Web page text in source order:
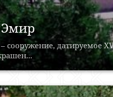
сооружение, датируемое